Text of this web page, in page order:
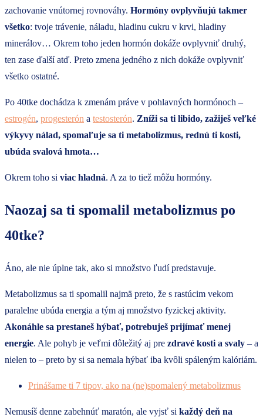
zachovanie vnútornej rovnováhy. Hormóny ovplyvňujú takmer
všetko: tvoje trávenie, náladu, hladinu cukru v krvi, hladiny
minerálov… Okrem toho jeden hormón dokáže ovplyvniť druhý,
ten zase ďalší atď. Preto zmena jedného z nich dokáže ovplyvniť
všetko ostatné.
Po 40tke dochádza k zmenám práve v pohlavných hormónoch –
estrogén, progesterón a testosterón. Zníži sa ti libido, zažiješ veľké
výkyvy nálad, spomaľuje sa ti metabolizmus, rednú ti kosti,
ubúda svalová hmota…
Okrem toho si viac hladná. A za to tiež môžu hormóny.
Naozaj sa ti spomalil metabolizmus po
40tke?
Áno, ale nie úplne tak, ako si množstvo ľudí predstavuje.
Metabolizmus sa ti spomalil najmä preto, že s rastúcim vekom
paralelne ubúda energia a tým aj množstvo fyzickej aktivity.
Akonáhle sa prestaneš hýbať, potrebuješ prijímať menej
energie. Ale pohyb je veľmi dôležitý aj pre zdravé kosti a svaly – a
nielen to – preto by si sa nemala hýbať iba kvôli spáleným kalóriám.
Prinášame ti 7 tipov, ako na (ne)spomalený metabolizmus
Nemusíš denne zabehnúť maratón, ale vyjsť si každý deň na